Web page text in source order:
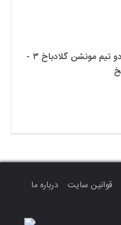
خلاصه بازی دو تیم مونشن گلادباخ ۳ -
قوانین سایت
درباره ما